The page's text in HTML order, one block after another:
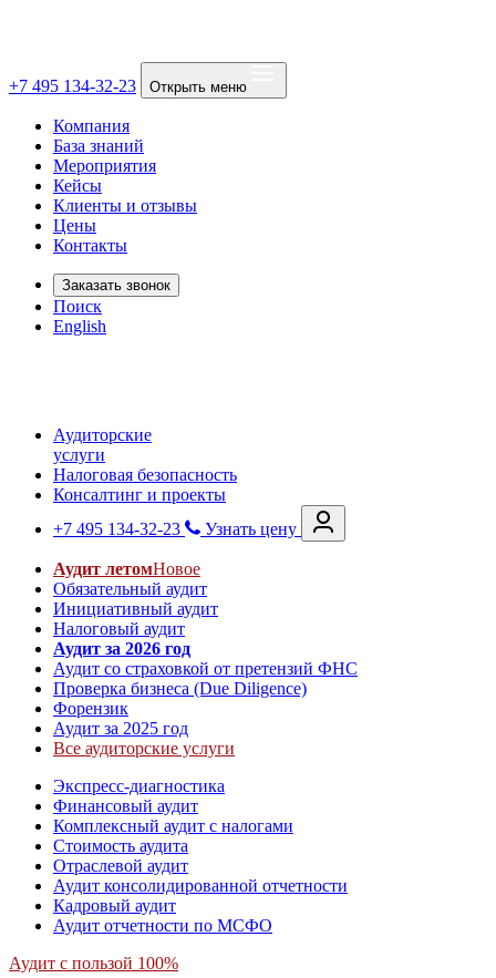
+7 495 134-32-23 Открыть меню
Компания
База знаний
Мероприятия
Кейсы
Клиенты и отзывы
Цены
Контакты
Заказать звонок
Поиск
English
Аудиторские
услуги
Налоговая безопасность
Консалтинг и проекты
+7 495 134-32-23
Узнать цену
Аудит летомНовое
Обязательный аудит
Инициативный аудит
Налоговый аудит
Аудит за 2026 год
Аудит со страховкой от претензий ФНС
Проверка бизнеса (Due Diligence)
Форензик
Аудит за 2025 год
Все аудиторские услуги
Экспресс-диагностика
Финансовый аудит
Комплексный аудит с налогами
Стоимость аудита
Отраслевой аудит
Аудит консолидированной отчетности
Кадровый аудит
Аудит отчетности по МСФО
Аудит с пользой 100%